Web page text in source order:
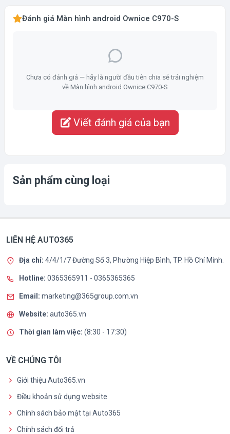
Đánh giá Màn hình android Ownice C970-S
Chưa có đánh giá — hãy là người đầu tiên chia sẻ trải nghiệm
về Màn hình android Ownice C970-S
Viết đánh giá của bạn
Sản phẩm cùng loại
LIÊN HỆ AUTO365
Địa chỉ: 4/4/1/7 Đường Số 3, Phường Hiệp Bình, TP. Hồ Chí Minh.
Hotline: 0365365911 - 0365365365
Email: marketing@365group.com.vn
Website: auto365.vn
Thời gian làm việc: (8:30 - 17:30)
VỀ CHÚNG TÔI
Giới thiệu Auto365.vn
Điều khoản sử dụng website
Chính sách bảo mật tại Auto365
Chính sách đổi trả